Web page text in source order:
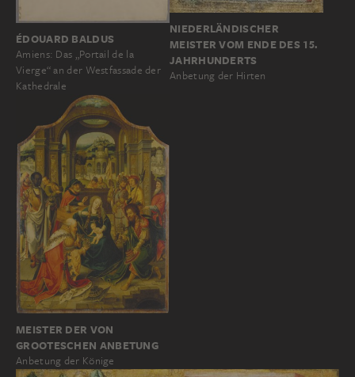
ÉDOUARD BALDUS
Amiens: Das „Portail de la
Vierge“ an der Westfassade der
Kathedrale
NIEDERLÄNDISCHER
MEISTER VOM ENDE DES 15.
JAHRHUNDERTS
Anbetung der Hirten
MEISTER DER VON
GROOTESCHEN ANBETUNG
Anbetung der Könige